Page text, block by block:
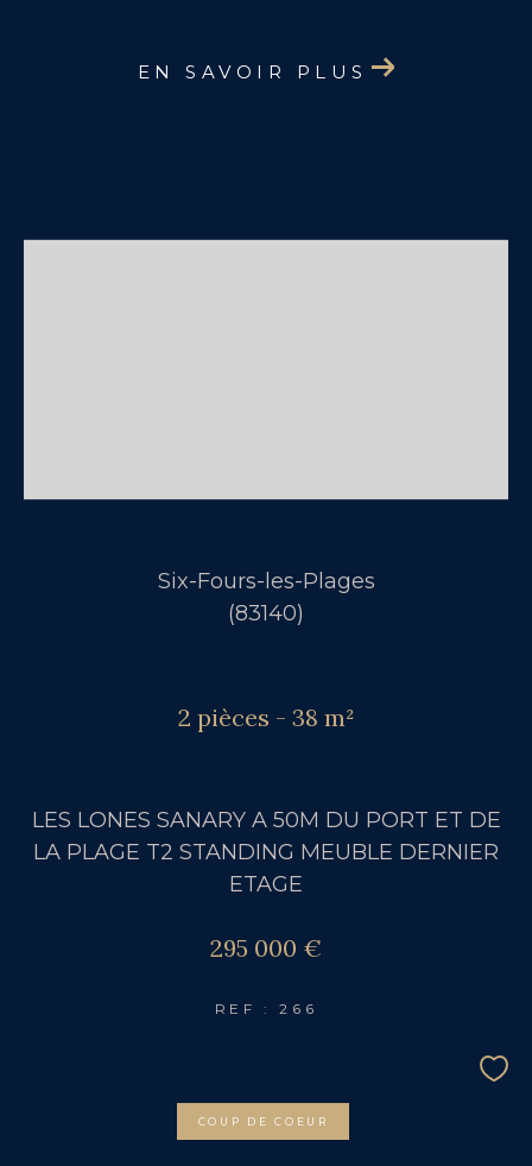
EN SAVOIR PLUS
Six-Fours-les-Plages
(83140)
2 pièces - 38 m²
LES LONES SANARY A 50M DU PORT ET DE
LA PLAGE T2 STANDING MEUBLE DERNIER
ETAGE
295 000 €
REF : 266
COUP DE COEUR